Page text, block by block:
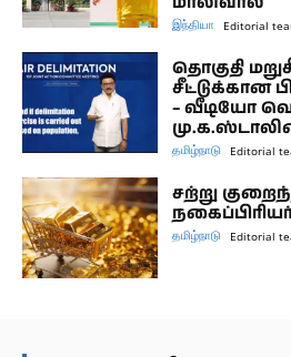
இந்தியா Editorial
தொகுதி
சீட்டுக்கான
– வீடியோ
தமிழ்நாடு Editorial
சற்று
தமிழ்நாடு Editorial